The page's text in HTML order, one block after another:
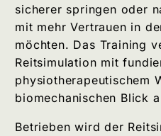
sicherer springen oder
mit mehr Vertrauen in
möchten. Das Training
Reitsimulation mit
physiotherapeutischem
biomechanischen Blick
Betrieben wird der